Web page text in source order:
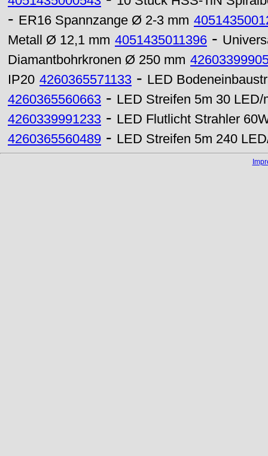
- ER16 Spannzange Ø 2-3 mm
Metall Ø 12,1 mm 4051435011396 -
Diamantbohrkronen Ø 250 mm
IP20 4260365571133 - LED
4260365560663 - LED Streifen 5m 30
4260339991233 - LED Flutlicht Strahler
4260365560489 - LED Streifen 5m 240